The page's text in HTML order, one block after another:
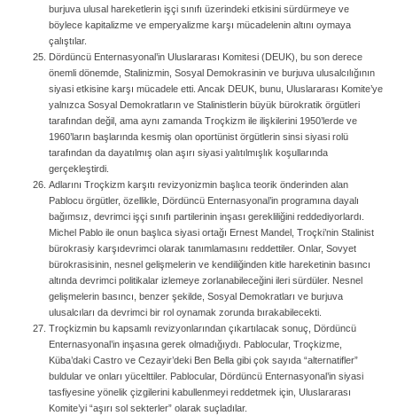
burjuva ulusal hareketlerin işçi sınıfı üzerindeki etkisini sürdürmeye ve
böylece kapitalizme ve emperyalizme karşı mücadelenin altını oymaya
çalıştılar.
Dördüncü Enternasyonal’in Uluslararası Komitesi (DEUK), bu son derece
önemli dönemde, Stalinizmin, Sosyal Demokrasinin ve burjuva ulusalcılığının
siyasi etkisine karşı mücadele etti. Ancak DEUK, bunu, Uluslararası Komite’ye
yalnızca Sosyal Demokratların ve Stalinistlerin büyük bürokratik örgütleri
tarafından değil, ama aynı zamanda Troçkizm ile ilişkilerini 1950’lerde ve
1960’ların başlarında kesmiş olan oportünist örgütlerin sinsi siyasi rolü
tarafından da dayatılmış olan aşırı siyasi yalıtılmışlık koşullarında
gerçekleştirdi.
Adlarını Troçkizm karşıtı revizyonizmin başlıca teorik önderinden alan
Pablocu örgütler, özellikle, Dördüncü Enternasyonal’in programına dayalı
bağımsız, devrimci işçi sınıfı partilerinin inşası gerekliliğini reddediyorlardı.
Michel Pablo ile onun başlıca siyasi ortağı Ernest Mandel, Troçki’nin Stalinist
bürokrasiy karşıdevrimci olarak tanımlamasını reddettiler. Onlar, Sovyet
bürokrasisinin, nesnel gelişmelerin ve kendiliğinden kitle hareketinin basıncı
altında devrimci politikalar izlemeye zorlanabileceğini ileri sürdüler. Nesnel
gelişmelerin basıncı, benzer şekilde, Sosyal Demokratları ve burjuva
ulusalcıları da devrimci bir rol oynamak zorunda bırakabilecekti.
Troçkizmin bu kapsamlı revizyonlarından çıkartılacak sonuç, Dördüncü
Enternasyonal’in inşasına gerek olmadığıydı. Pablocular, Troçkizme,
Küba’daki Castro ve Cezayir’deki Ben Bella gibi çok sayıda “alternatifler”
buldular ve onları yücelttiler. Pablocular, Dördüncü Enternasyonal’in siyasi
tasfiyesine yönelik çizgilerini kabullenmeyi reddetmek için, Uluslararası
Komite’yi “aşırı sol sekterler” olarak suçladılar.